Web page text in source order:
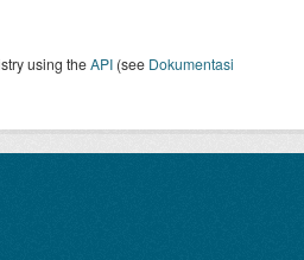
using theAPI (see Dokumentasi